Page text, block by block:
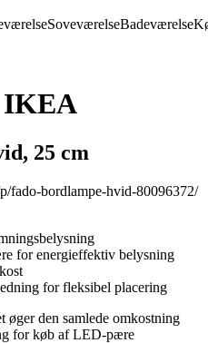
SoveværelseBadeværelse
IKEA
25 cm
fado-bordlampe-hvid-80096372/
for energieffektiv belysning
for fleksibel placering
øger den samlede omkostning
for køb af LED-pære